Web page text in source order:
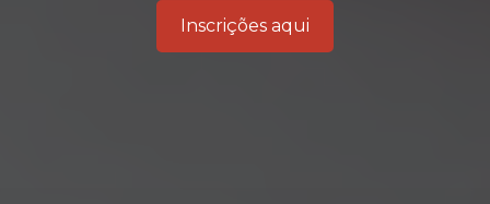
Inscrições aqui